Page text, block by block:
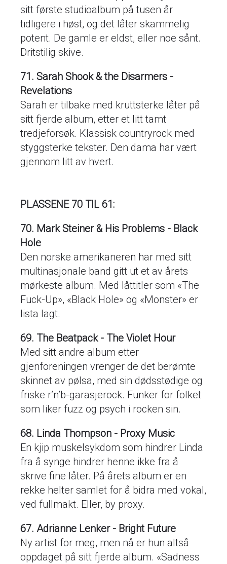
sitt første studioalbum på tusen år
tidligere i høst, og det låter skammelig
potent. De gamle er eldst, eller noe sånt.
Dritstilig skive.
71. Sarah Shook & the Disarmers -
Revelations
Sarah er tilbake med kruttsterke låter på
sitt fjerde album, etter et litt tamt
tredjeforsøk. Klassisk countryrock med
styggsterke tekster. Den dama har vært
gjennom litt av hvert.
PLASSENE 70 TIL 61:
70. Mark Steiner & His Problems - Black
Hole
Den norske amerikaneren har med sitt
multinasjonale band gitt ut et av årets
mørkeste album. Med låttitler som «The
Fuck-Up», «Black Hole» og «Monster» er
lista lagt.
69. The Beatpack - The Violet Hour
Med sitt andre album etter
gjenforeningen vrenger de det berømte
skinnet av pølsa, med sin dødsstødige og
friske r’n’b-garasjerock. Funker for folket
som liker fuzz og psych i rocken sin.
68. Linda Thompson - Proxy Music
En kjip muskelsykdom som hindrer Linda
fra å synge hindrer henne ikke fra å
skrive fine låter. På årets album er en
rekke helter samlet for å bidra med vokal,
ved fullmakt. Eller, by proxy.
67. Adrianne Lenker - Bright Future
Ny artist for meg, men nå er hun altså
oppdaget på sitt fjerde album. «Sadness